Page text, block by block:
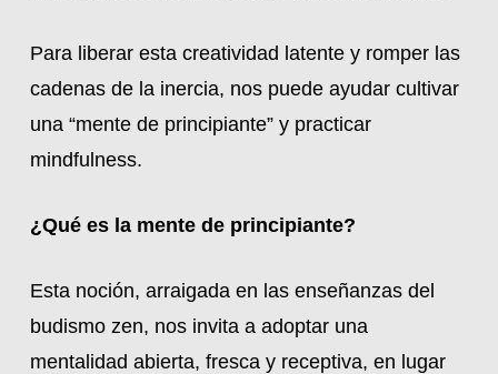
Para liberar esta creatividad latente y romper las
cadenas de la inercia, nos puede ayudar cultivar
una “mente de principiante” y practicar
mindfulness.
¿Qué es la mente de principiante?
Esta noción, arraigada en las enseñanzas del
budismo zen, nos invita a adoptar una
mentalidad abierta, fresca y receptiva, en lugar